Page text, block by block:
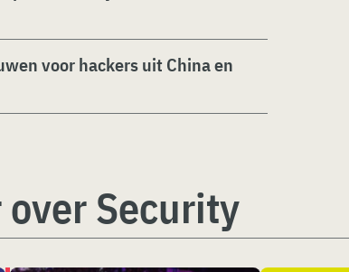
voor hackers uit China en
over Security